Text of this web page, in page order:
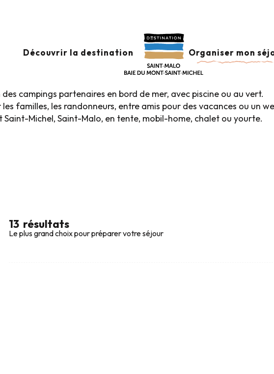
Découvrir la destination Organiser mon
– AU VERTAjouter aux favoris
des campings partenaires en bord de mer, avec piscine ou au vert.
familles, les randonneurs, entre amis pour des vacances ou un
Michel, Saint-Malo, en tente, mobil-home, chalet ou yourte.
13 résultats
Le plus grand choix pour préparer votre séjour